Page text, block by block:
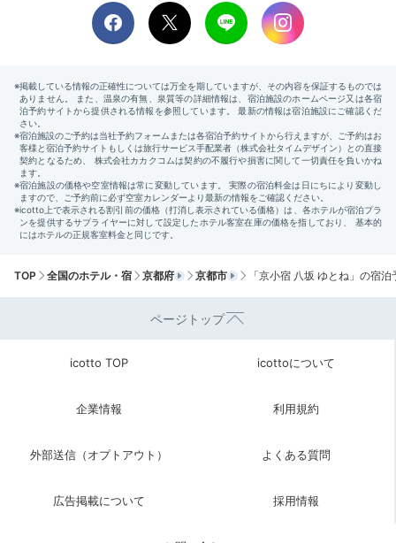
静寂の早朝散策で
清々しい一日の始まり
い早朝に観光できるのは、好立地の「ゆとね」に泊まる
TOP 全国のホテル・宿 京都府 京都市 「京小宿 八坂 ゆとね」の宿泊
ページトップ
icotto TOP icottoについて
企業情報 利用規約
外部送信（オプトアウト） よくある質問
広告掲載について 採用情報